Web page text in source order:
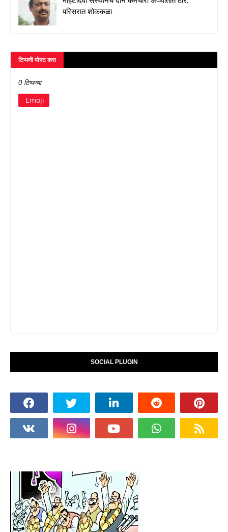
परिसरात शोककळा
टिप्पणी पोस्ट करा
0 टिप्पण्या
Emoji
SOCIAL PLUGIN